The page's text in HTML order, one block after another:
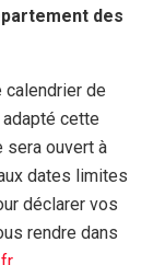
des
calendrier de
cette
sera ouvert à
dates limites
déclarer vos
rendre dans